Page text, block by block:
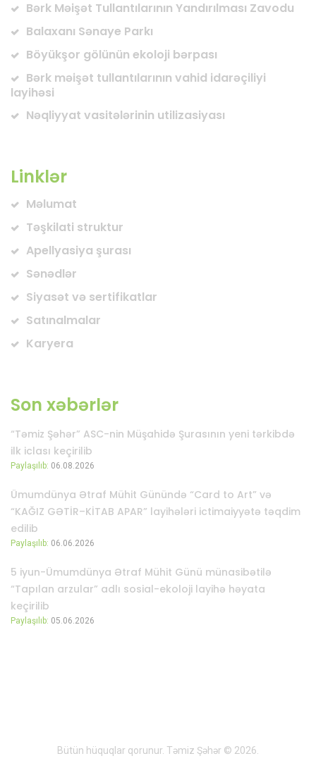
Bərk Məişət Tullantılarının Yandırılması Zavodu
Balaxanı Sənaye Parkı
Böyükşor gölünün ekoloji bərpası
Bərk məişət tullantılarının vahid idarəçiliyi
layihəsi
Nəqliyyat vasitələrinin utilizasiyası
Linklər
Məlumat
Təşkilati struktur
Apellyasiya şurası
Sənədlər
Siyasət və sertifikatlar
Satınalmalar
Karyera
Son xəbərlər
“Təmiz Şəhər” ASC-nin Müşahidə Şurasının yeni tərkibdə
ilk iclası keçirilib
Paylaşılıb: 06.08.2026
Ümumdünya Ətraf Mühit Günündə “Card to Art” və
“KAĞIZ GƏTİR–KİTAB APAR” layihələri ictimaiyyətə təqdim
edilib
Paylaşılıb: 06.06.2026
5 iyun-Ümumdünya Ətraf Mühit Günü münasibətilə
“Tapılan arzular” adlı sosial-ekoloji layihə həyata
keçirilib
Paylaşılıb: 05.06.2026
Bütün hüquqlar qorunur. Təmiz Şəhər © 2026.